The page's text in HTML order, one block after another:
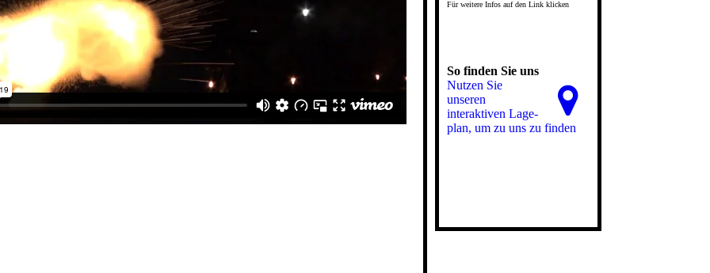
Für weitere Infos auf den Link klicken
So finden Sie uns
Nutzen Sie
unseren
interaktiven La­ge­
plan, um zu uns zu finden